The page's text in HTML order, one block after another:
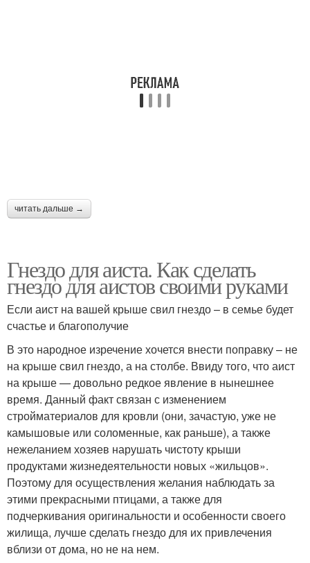
читать дальше →
Гнездо для аиста. Как сделать
гнездо для аистов своими руками
Если аист на вашей крыше свил гнездо – в семье будет
счастье и благополучие
В это народное изречение хочется внести поправку – не
на крыше свил гнездо, а на столбе. Ввиду того, что аист
на крыше — довольно редкое явление в нынешнее
время. Данный факт связан с изменением
стройматериалов для кровли (они, зачастую, уже не
камышовые или соломенные, как раньше), а также
нежеланием хозяев нарушать чистоту крыши
продуктами жизнедеятельности новых «жильцов».
Поэтому для осуществления желания наблюдать за
этими прекрасными птицами, а также для
подчеркивания оригинальности и особенности своего
жилища, лучше сделать гнездо для их привлечения
вблизи от дома, но не на нем.